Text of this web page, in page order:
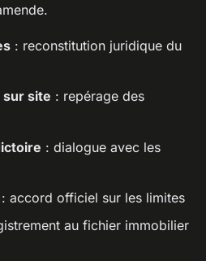
: reconstitution juridique du
sur site : repérage des
: dialogue avec les
: accord officiel sur les limites
au fichier immobilier